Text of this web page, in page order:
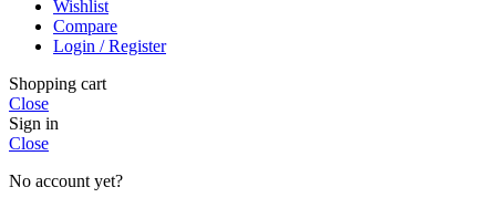
Wishlist
Compare
Login / Register
Shopping cart
Close
Sign in
Close
No account yet?